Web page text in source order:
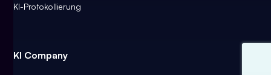
KI-Protokollierung
KI Company